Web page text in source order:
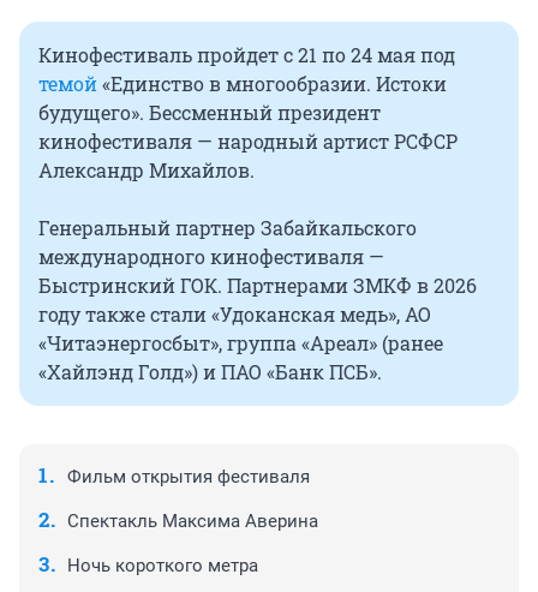
Кинофестиваль пройдет с 21 по 24 мая под
темой«Единство в многообразии. Истоки
будущего». Бессменный президент
кинофестиваля — народный артист РСФСР
Александр Михайлов.
Генеральный партнер Забайкальского
международного кинофестиваля —
Быстринский ГОК. Партнерами ЗМКФ в 2026
году также стали «Удоканская медь», АО
«Читаэнергосбыт», группа «Ареал» (ранее
«Хайлэнд Голд») и ПАО «Банк ПСБ».
Фильм открытия фестиваля
Спектакль Максима Аверина
Ночь короткого метра